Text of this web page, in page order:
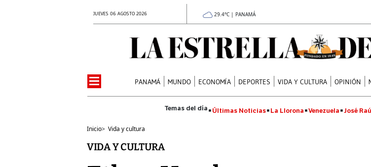
JUEVES 06 AGOSTO 2026 29.4°C | PANAMÁ
PANAMÁ MUNDO ECONOMÍA DEPORTES VIDA Y CULTURA OPINIÓN
Últimas Noticias La Llorona Venezuela José
Inicio> Vida y cultura
VIDA Y CULTURA